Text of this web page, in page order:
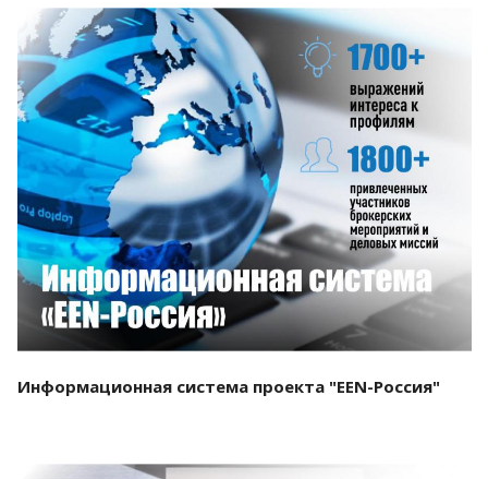
Смотреть проект
Информационная система проекта "EEN-Россия"